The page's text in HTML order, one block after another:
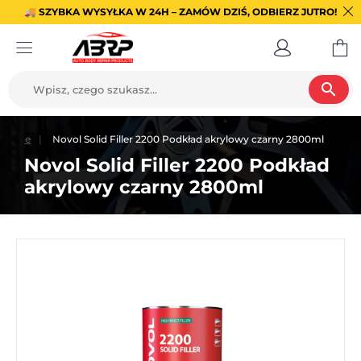
🚚 SZYBKA WYSYŁKA W 24H – ZAMÓW DZIŚ, ODBIERZ JUTRO!
search
Novol Solid Filler 2200 Podkład akrylowy czarny 2800ml
Novol Solid Filler 2200 Podkład
akrylowy czarny 2800ml